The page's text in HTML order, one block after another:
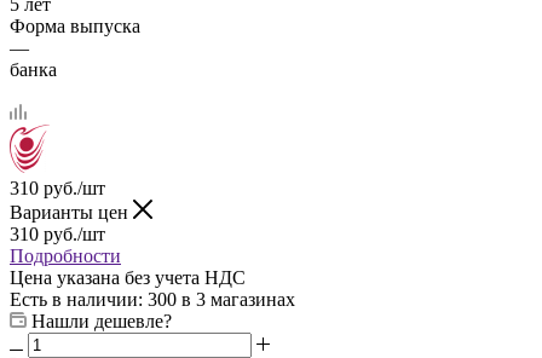
Форма выпуска
—
банка
310 руб./шт
Варианты цен
310 руб./шт
Подробности
Цена указана без учета НДС
Есть в наличии: 300 в 3 магазинах
Нашли дешевле?